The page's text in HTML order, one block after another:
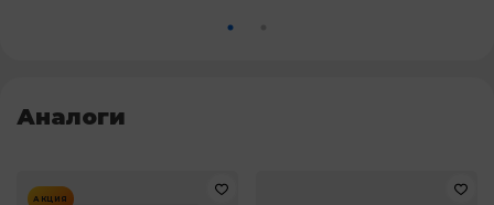
Аналоги
АКЦИЯ